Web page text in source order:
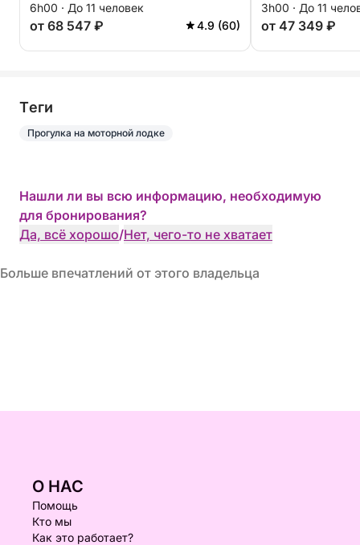
6h00 · До 11 человек
от 68 547 ₽ 4.9 (60)
3h00 · До 11
от 47 349 ₽
Tеги
Прогулка на моторной лодке
Нашли ли вы всю информацию, необходимую
для бронирования?
Да, всё хорошо/Нет, чего-то не хватает
Больше впечатлений от этого владельца
О НАС
Помощь
Кто мы
Как это работает?